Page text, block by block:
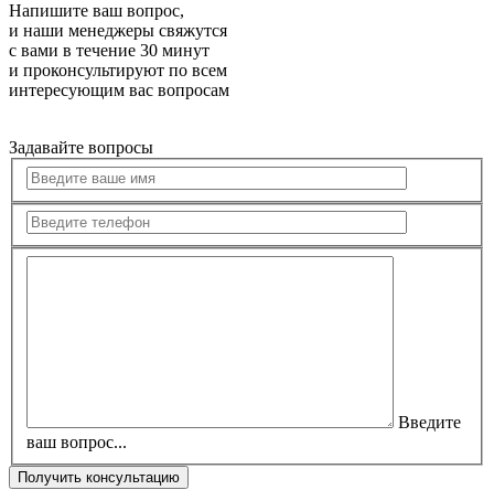
Напишите ваш вопрос,
и наши менеджеры свяжутся
с вами в течение 30 минут
и проконсультируют по всем
интересующим вас вопросам
Задавайте вопросы
Введите
ваш вопрос...